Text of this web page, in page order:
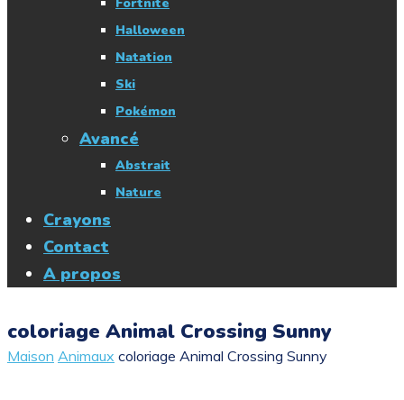
Halloween
Natation
Ski
Pokémon
Avancé
Abstrait
Nature
Crayons
Contact
A propos
coloriage Animal Crossing Sunny
Maison Animaux coloriage Animal Crossing Sunny